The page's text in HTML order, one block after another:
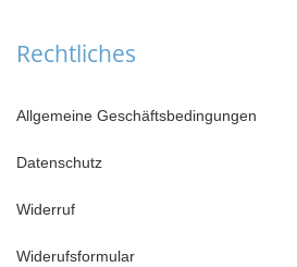
Rechtliches
Allgemeine Geschäftsbedingungen
Datenschutz
Widerruf
Widerufsformular